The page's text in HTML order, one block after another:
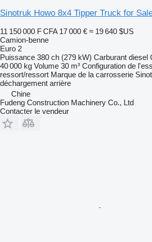
Sinotruk Howo 8x4 Tipper Truck for
11 150 000 F CFA 17 000 € ≈ 19 640 $US
Camion-benne
Euro 2
Puissance 380 ch (279 kW) Carburant diesel
40 000 kg Volume 30 m³ Configuration de
ressort/ressort Marque de la carrosserie
déchargement arrière
Chine
Fudeng Construction Machinery Co., Ltd
Contacter le vendeur